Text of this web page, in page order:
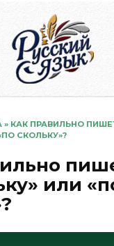
» КАК ПРАВИЛЬНО
СКОЛЬКУ»?
или